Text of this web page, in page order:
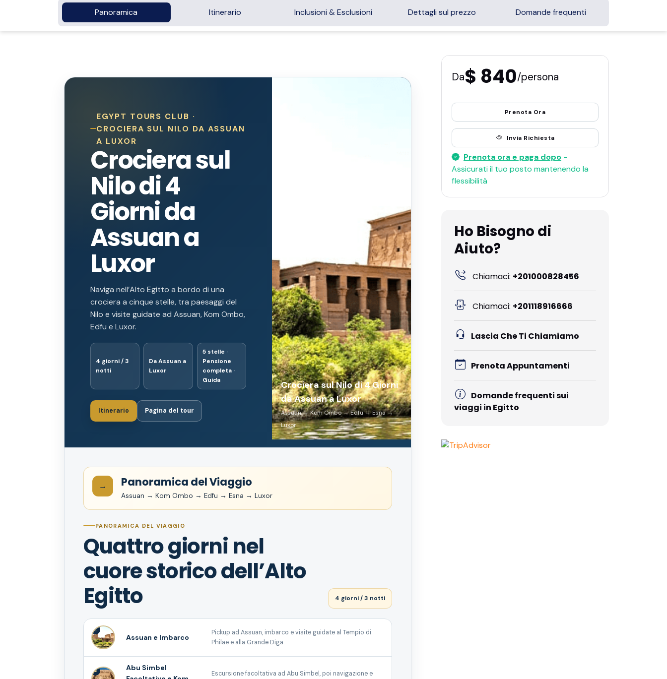
Panoramica Itinerario Inclusioni & Esclusioni Dettagli sul prezzo Domande frequenti
EGYPT TOURS CLUB ·
CROCIERA SUL NILO DA ASSUAN
A LUXOR
Crociera sul
Nilo di 4
Giorni da
Assuan a
Luxor
Naviga nell’Alto Egitto a bordo di una
crociera a cinque stelle, tra paesaggi del
Nilo e visite guidate ad Assuan, Kom Ombo,
Edfu e Luxor.
4 giorni / 3
notti
Da Assuan a
Luxor
5 stelle ·
Pensione
completa ·
Guida
Itinerario Pagina del tour
Crociera sul Nilo di 4 Giorni
da Assuan a Luxor
Assuan → Kom Ombo → Edfu → Esna →
Luxor
→ Panoramica del Viaggio
Assuan → Kom Ombo → Edfu → Esna → Luxor
PANORAMICA DEL VIAGGIO
Quattro giorni nel
cuore storico dell’Alto
Egitto
4 giorni / 3 notti
1
Assuan e Imbarco
Pickup ad Assuan, imbarco e visite guidate al Tempio di
Philae e alla Grande Diga.
2
Abu Simbel
Escursione facoltativa ad Abu Simbel, poi navigazione e
Da$ 840/persona
Prenota Ora
Invia Richiesta
Prenota ora e paga dopo -
Assicurati il ​​tuo posto mantenendo la
flessibilità
Ho Bisogno di
Aiuto?
Chiamaci: +201000828456
Chiamaci: +201118916666
Lascia Che Ti Chiamiamo
Prenota Appuntamenti
Domande frequenti sui
viaggi in Egitto